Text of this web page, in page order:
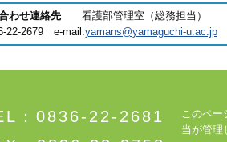
わせ連絡先看護部管理室（総務担当）
22-2679 e-mail:yamans@yamaguchi-u.ac.jp
：0836-22-2681
このペ
当が管理